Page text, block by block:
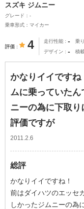
スズキ ジムニー
グレード：-
乗車形式：マイカー
評価 4 走行性能 - 乗
デザイン - 積
かなりイイですね
ムに乗っていた
ニーの為に下取
評価ですが
2011.2.6
総評
かなりイイですね！
前はダイハツのエッセ
しかったジムニーの為